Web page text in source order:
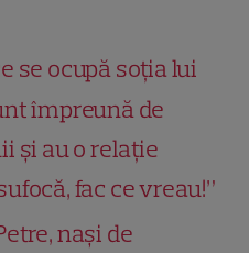
se ocupă soția lui
împreună de
și au o relație
fac ce vreau!”
nași de